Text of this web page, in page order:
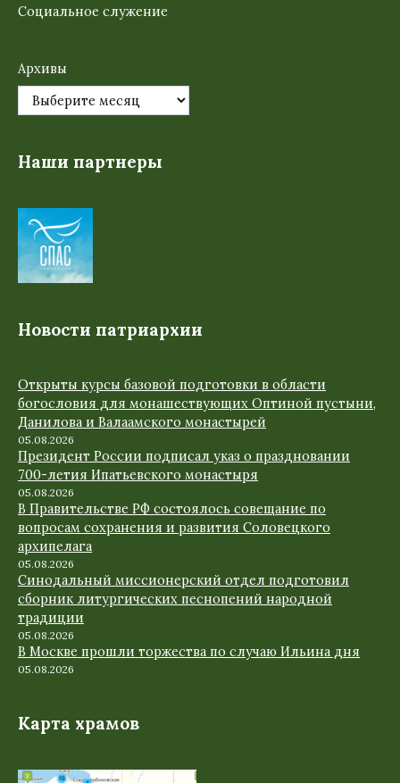
Социальное служение
Архивы
Наши партнеры
Новости патриархии
Открыты курсы базовой подготовки в области
богословия для монашествующих Оптиной пустыни,
Данилова и Валаамского монастырей
05.08.2026
Президент России подписал указ о праздновании
700-летия Ипатьевского монастыря
05.08.2026
В Правительстве РФ состоялось совещание по
вопросам сохранения и развития Соловецкого
архипелага
05.08.2026
Синодальный миссионерский отдел подготовил
сборник литургических песнопений народной
традиции
05.08.2026
В Москве прошли торжества по случаю Ильина дня
05.08.2026
Карта храмов